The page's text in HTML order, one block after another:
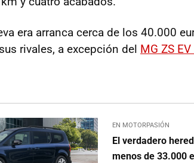
era arranca cerca de los 40.000
rivales, a excepción del MG ZS
EN MOTORPASIÓN
El verdadero
menos de 33.000